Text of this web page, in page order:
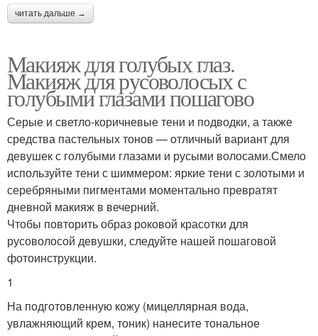
читать дальше →
Макияж для голубых глаз.
Макияж для русоволосых с
голубыми глазами пошагово
Серые и светло-коричневые тени и подводки, а также
средства пастельных тонов — отличный вариант для
девушек с голубыми глазами и русыми волосами.Смело
используйте тени с шиммером: яркие тени с золотыми и
серебряными пигментами моментально превратят
дневной макияж в вечерний.
Чтобы повторить образ роковой красотки для
русоволосой девушки, следуйте нашей пошаговой
фотоинструкции.
1
На подготовленную кожу (мицеллярная вода,
увлажняющий крем, тоник) нанесите тональное